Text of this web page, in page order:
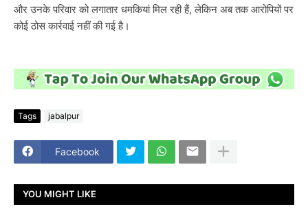
और उनके परिवार को लगातार धमकियां मिल रही हैं, लेकिन अब तक आरोपियों पर
कोई ठोस कार्रवाई नहीं की गई है।
Tags jabalpur
Facebook
YOU MIGHT LIKE